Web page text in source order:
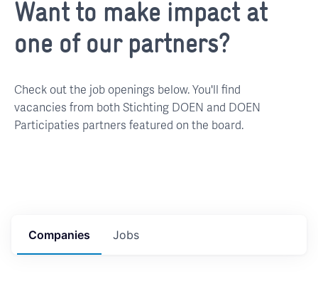
Want to make impact at
one of our partners?
Check out the job openings below. You'll find
vacancies from both Stichting DOEN and DOEN
Participaties partners featured on the board.
Jobs
Companies